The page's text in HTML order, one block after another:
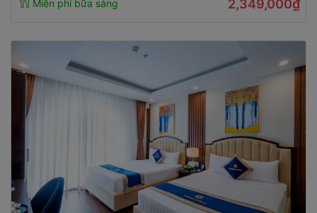
Miễn phí bữa sáng
2,349,000₫